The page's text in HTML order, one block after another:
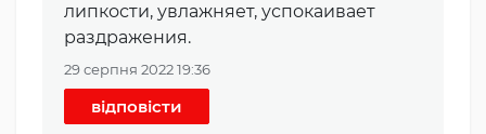
липкости, увлажняет, успокаивает
раздражения.
29 серпня 2022 19:36
відповісти